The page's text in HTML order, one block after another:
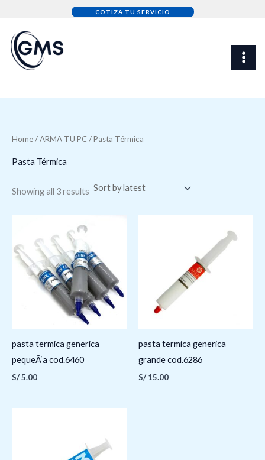
content
COTIZA TU SERVICIO
Home/ARMA TU PC/ Pasta Térmica
Pasta Térmica
Showing all 3 results
by
latest
pasta termica generica
pequeÃ‘a cod.6460
S/5.00
pasta termica generica
grande cod.6286
S/ 15.00